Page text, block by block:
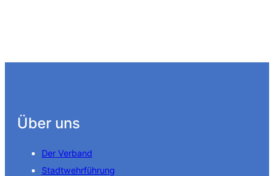
Über uns
Der Verband
Stadtwehrführung